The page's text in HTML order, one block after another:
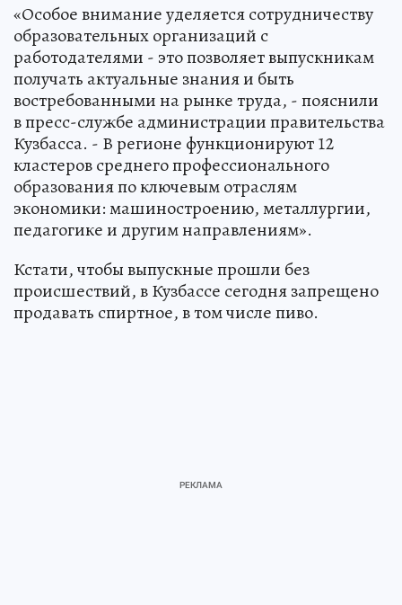
«Особое внимание уделяется сотрудничеству
образовательных организаций с
работодателями - это позволяет выпускникам
получать актуальные знания и быть
востребованными на рынке труда, - пояснили
в пресс-службе администрации правительства
Кузбасса. - В регионе функционируют 12
кластеров среднего профессионального
образования по ключевым отраслям
экономики: машиностроению, металлургии,
педагогике и другим направлениям».
Кстати, чтобы выпускные прошли без
происшествий, в Кузбассе сегодня запрещено
продавать спиртное, в том числе пиво.